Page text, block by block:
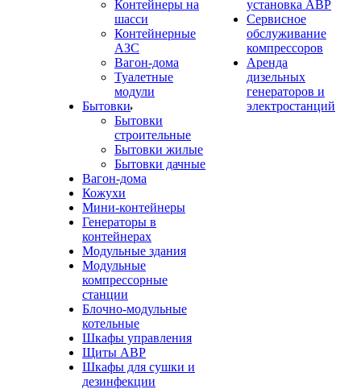
Контейнеры на
шасси
Контейнерные
АЗС
Вагон-дома
Туалетные
модули
Бытовки
Бытовки
строительные
Бытовки жилые
Бытовки дачные
Вагон-дома
Кожухи
Мини-контейнеры
Генераторы в
контейнерах
Модульные здания
Модульные
компрессорные
станции
Блочно-модульные
котельные
Шкафы управления
Щиты АВР
Шкафы для сушки и
дезинфекции
установка АВР
Сервисное
обслуживание
компрессоров
Аренда
дизельных
генераторов и
электростанций